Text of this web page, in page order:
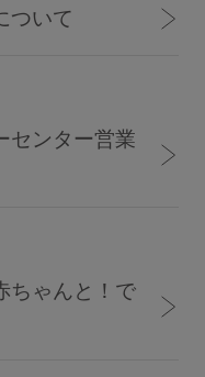
ついて
センター営業
ちゃんと！で